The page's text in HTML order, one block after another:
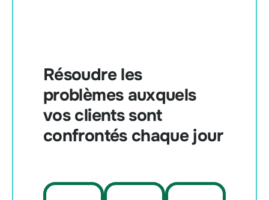
Résoudre les
problèmes auxquels
vos clients sont
confrontés chaque jour